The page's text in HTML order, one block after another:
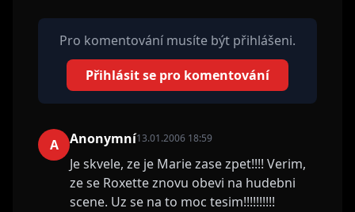
Pro komentování musíte být přihlášeni.
Přihlásit se pro komentování
A Anonymní13.01.2006 18:59
Je skvele, ze je Marie zase zpet!!!! Verim,
ze se Roxette znovu obevi na hudebni
scene. Uz se na to moc tesim!!!!!!!!!!